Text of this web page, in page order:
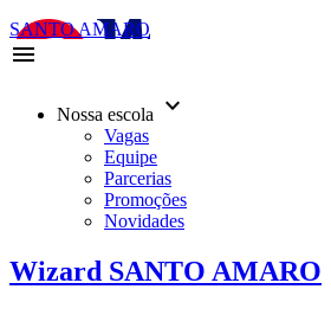
SANTO AMARO
menu
Nossa escola keyboard_arrow_down
Vagas
Equipe
Parcerias
Promoções
Novidades
Wizard SANTO AMARO